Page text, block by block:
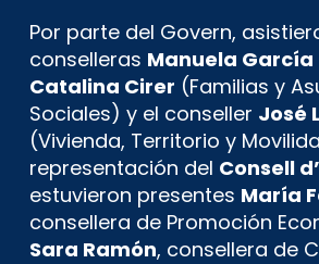
Por parte del Govern,
conselleras Manuela García
Catalina Cirer (Familias y
Sociales) y el conseller José
(Vivienda, Territorio y
representación del Consell
estuvieron presentes María
consellera de Promoción
Sara Ramón, consellera de